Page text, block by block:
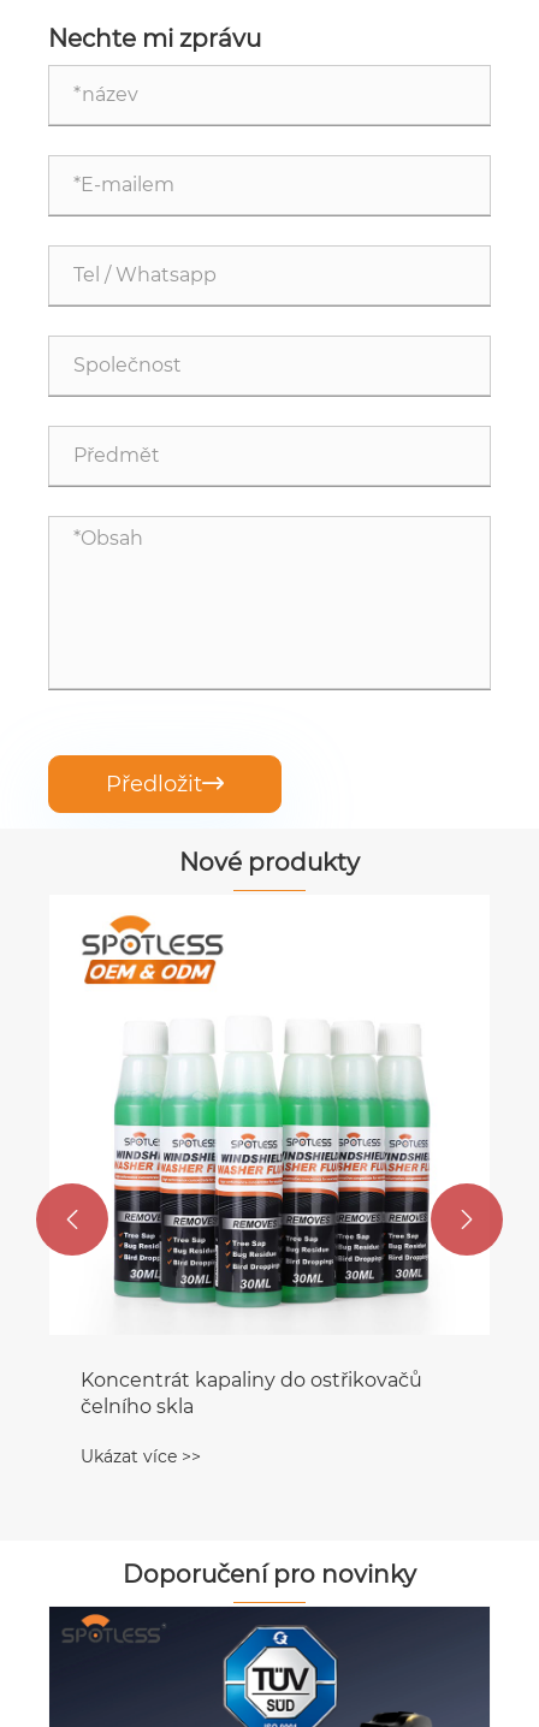
Nechte mi zprávu
Předložit
Nové produkty
Koncentrát kapaliny do ostřikovačů
čelního skla
Ukázat více >>
 
Doporučení pro novinky